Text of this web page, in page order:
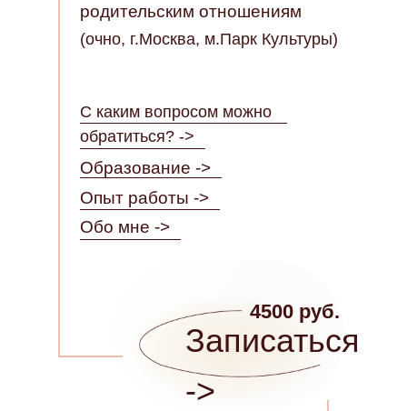
родительским отношениям
Записаться
->
4500 руб.
С каким вопросом можно
обратиться? ->
Образование ->
Опыт работы ->
Обо мне ->
(очно, г.Москва, м.Парк Культуры)